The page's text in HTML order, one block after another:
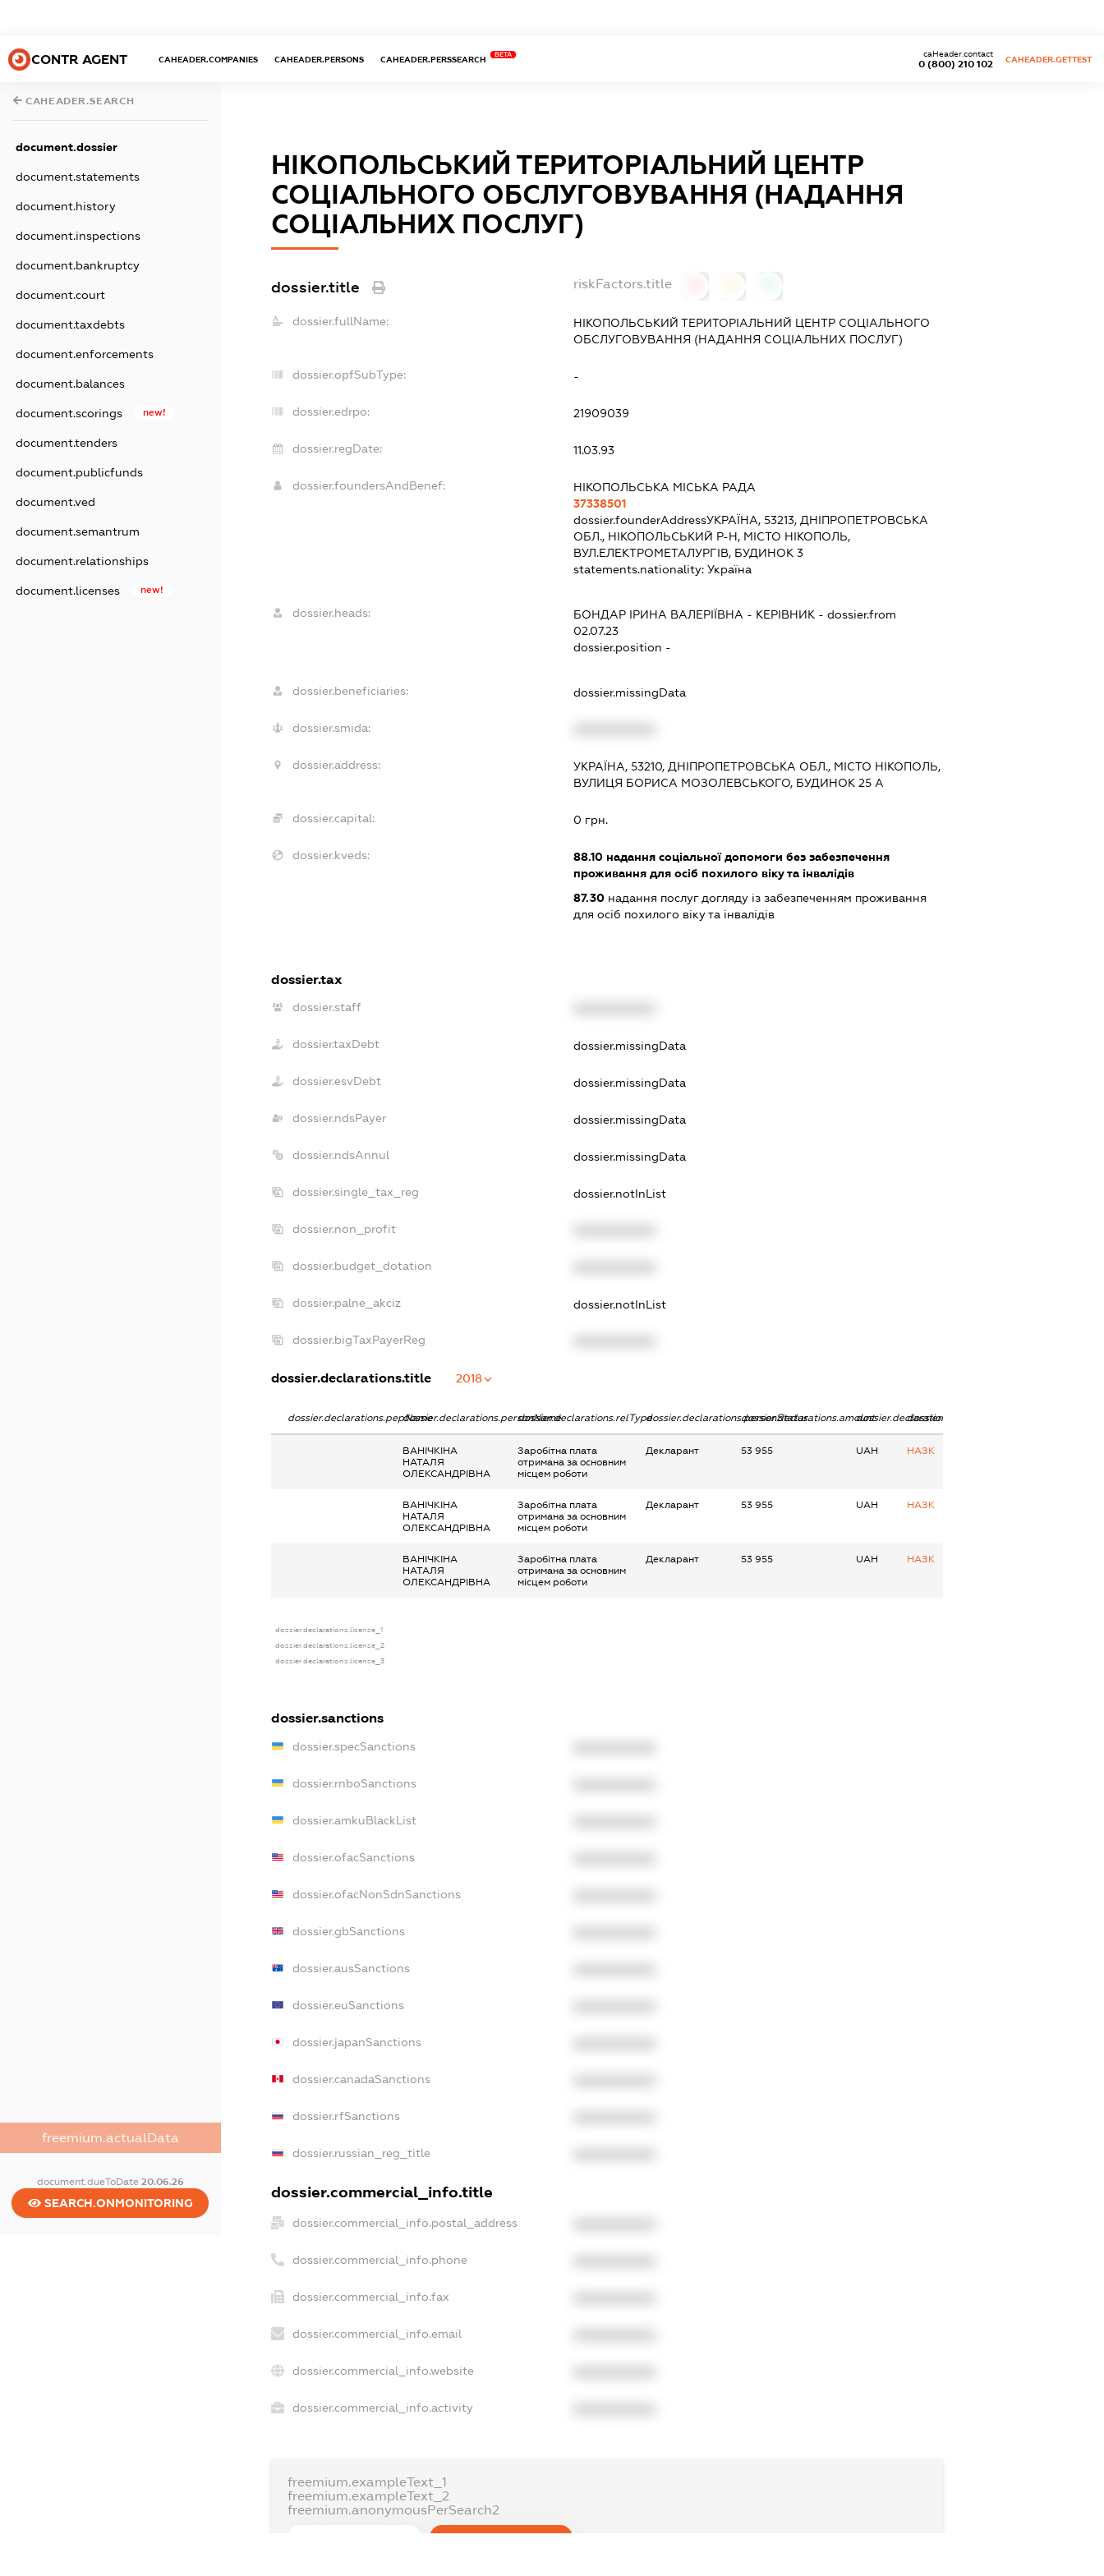
CONTR AGENT CAHEADER.COMPANIES CAHEADER.PERSONS CAHEADER.PERSSEARCH
BETA
0 (800) 210 102
caHeader.contact
CAHEADER.GETTEST
CAHEADER.SEARCH
document.dossier
document.statements
document.history
document.inspections
document.bankruptcy
document.court
document.taxdebts
document.enforcements
document.balances
document.scorings new!
document.tenders
document.publicfunds
document.ved
document.semantrum
document.relationships
document.licenses new!
freemium.actualData
document.dueToDate 20.06.26
SEARCH.ONMONITORING
НІКОПОЛЬСЬКИЙ ТЕРИТОРІАЛЬНИЙ ЦЕНТР
СОЦІАЛЬНОГО ОБСЛУГОВУВАННЯ (НАДАННЯ
СОЦІАЛЬНИХ ПОСЛУГ)
dossier.title riskFactors.title
dossier.fullName:
НІКОПОЛЬСЬКИЙ ТЕРИТОРІАЛЬНИЙ ЦЕНТР СОЦІАЛЬНОГО
ОБСЛУГОВУВАННЯ (НАДАННЯ СОЦІАЛЬНИХ ПОСЛУГ)
dossier.opfSubType: -
dossier.edrpo: 21909039
dossier.regDate: 11.03.93
dossier.foundersAndBenef:
НІКОПОЛЬСЬКА МІСЬКА РАДА
37338501
dossier.founderAddressУКРАЇНА, 53213, ДНІПРОПЕТРОВСЬКА
ОБЛ., НІКОПОЛЬСЬКИЙ Р-Н, МІСТО НІКОПОЛЬ,
ВУЛ.ЕЛЕКТРОМЕТАЛУРГІВ, БУДИНОК 3
statements.nationality:Україна
dossier.heads: БОНДАР ІРИНА ВАЛЕРІЇВНА - КЕРІВНИК - dossier.from
02.07.23
dossier.position -
dossier.beneficiaries: dossier.missingData
dossier.smida:
dossier.address:
УКРАЇНА, 53210, ДНІПРОПЕТРОВСЬКА ОБЛ., МІСТО НІКОПОЛЬ,
ВУЛИЦЯ БОРИСА МОЗОЛЕВСЬКОГО, БУДИНОК 25 А
dossier.capital: 0 грн.
dossier.kveds: 88.10 надання соціальної допомоги без забезпечення
проживання для осіб похилого віку та інвалідів
87.30 надання послуг догляду із забезпеченням проживання
для осіб похилого віку та інвалідів
dossier.tax
dossier.staff
dossier.taxDebt dossier.missingData
dossier.esvDebt dossier.missingData
dossier.ndsPayer dossier.missingData
dossier.ndsAnnul dossier.missingData
dossier.single_tax_reg dossier.notInList
dossier.non_profit
dossier.budget_dotation
dossier.palne_akciz dossier.notInList
dossier.bigTaxPayerReg
dossier.declarations.title 2018
dossier.declarations.pepNamedossier.declarations.personNamedossier.declarations.relTypedossier.declarations.personStatusdossier.declarations.amountdossier.declarations.currency
dossier.declarations.source
ВАНІЧКІНА
НАТАЛЯ
ОЛЕКСАНДРІВНА
Заробітна плата
отримана за основним
місцем роботи
Декларант 53 955 UAH НАЗК
ВАНІЧКІНА
НАТАЛЯ
ОЛЕКСАНДРІВНА
Заробітна плата
отримана за основним
місцем роботи
Декларант 53 955 UAH НАЗК
ВАНІЧКІНА
НАТАЛЯ
ОЛЕКСАНДРІВНА
Заробітна плата
отримана за основним
місцем роботи
Декларант 53 955 UAH НАЗК
dossier.declarations.license_1
dossier.declarations.license_2
dossier.declarations.license_3
dossier.sanctions
dossier.specSanctions
dossier.rnboSanctions
dossier.amkuBlackList
dossier.ofacSanctions
dossier.ofacNonSdnSanctions
dossier.gbSanctions
dossier.ausSanctions
dossier.euSanctions
dossier.japanSanctions
dossier.canadaSanctions
dossier.rfSanctions
dossier.russian_reg_title
dossier.commercial_info.title
dossier.commercial_info.postal_address
dossier.commercial_info.phone
dossier.commercial_info.fax
dossier.commercial_info.email
dossier.commercial_info.website
dossier.commercial_info.activity
freemium.exampleText_1
freemium.exampleText_2
freemium.anonymousPerSearch2
FREEMIUM.REGISTER